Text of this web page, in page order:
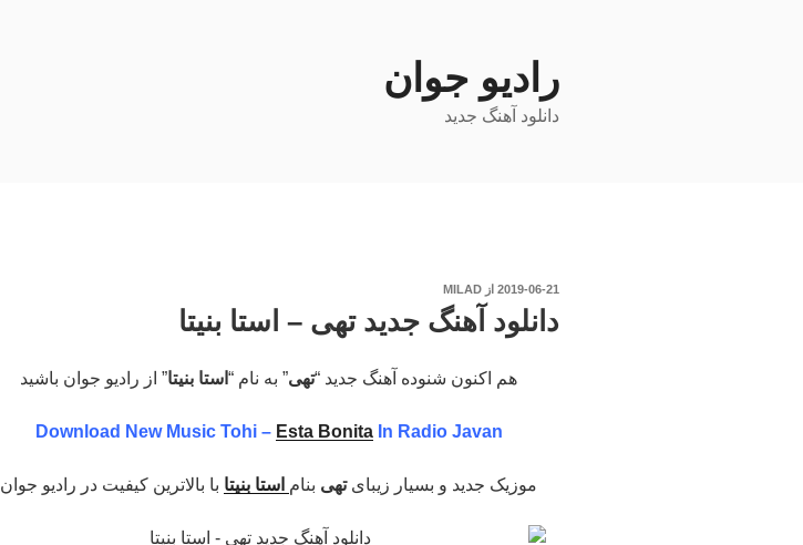
رادیو جوان
دانلود آهنگ جدید
نوشته‌شده
2019-06-21 از MILAD
دانلود آهنگ جدید تهی – استا بنیتا
هم اکنون شنوده آهنگ جدید “تهی” به نام “استا بنیتا” از رادیو جوان باشید
Download New Music Tohi – Esta BonitaIn Radio Javan
موزیک جدید و بسیار زیبایتهی بنام استا بنیتا با بالاترین کیفیت در رادیو جوان